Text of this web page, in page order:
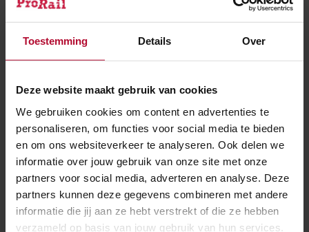
Toestemming Details Over
Deze website maakt gebruik van cookies
We gebruiken cookies om content en advertenties te
personaliseren, om functies voor social media te bieden
en om ons websiteverkeer te analyseren. Ook delen we
informatie over jouw gebruik van onze site met onze
partners voor social media, adverteren en analyse. Deze
partners kunnen deze gegevens combineren met andere
informatie die jij aan ze hebt verstrekt of die ze hebben
verzameld op basis van jouw gebruik van hun services.
Kapotte bovenleiding tussen Amsterdam
en Schiphol
3 augustus 2026